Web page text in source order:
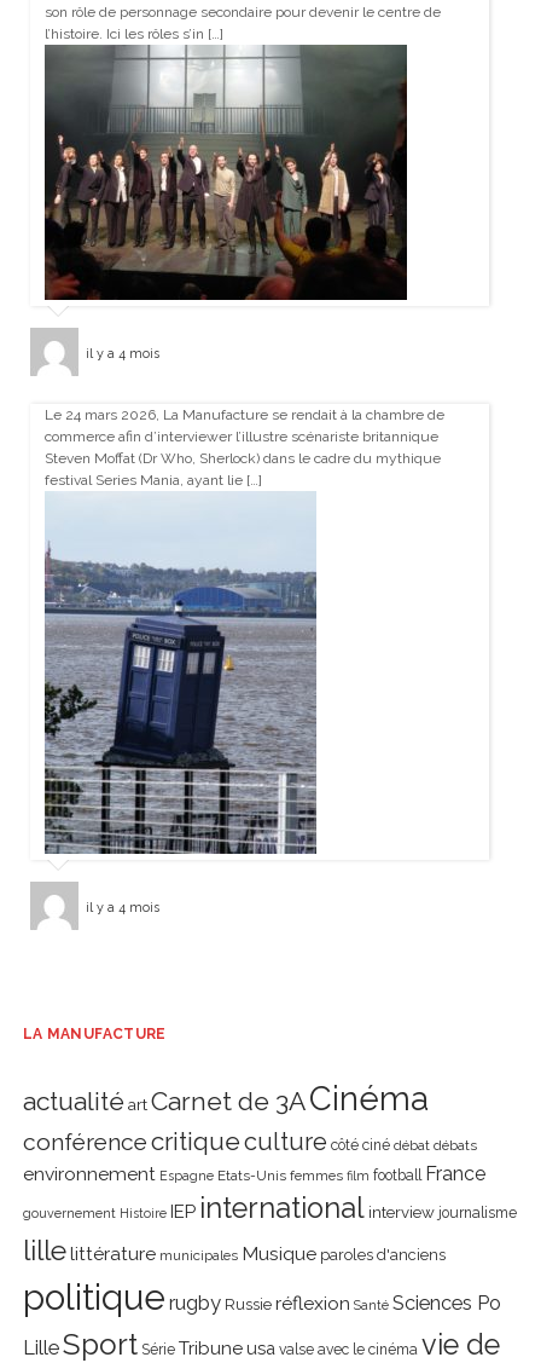
son rôle de personnage secondaire pour devenir le centre de
l’histoire. Ici les rôles s’in […]
il y a 4 mois
Le 24 mars 2026, La Manufacture se rendait à la chambre de
commerce afin d’interviewer l’illustre scénariste britannique
Steven Moffat (Dr Who, Sherlock) dans le cadre du mythique
festival Series Mania, ayant lie […]
il y a 4 mois
LA MANUFACTURE
actualité art Carnet de 3ACinéma
conférencecritiqueculture côté ciné débat débats
environnement Espagne Etats-Unis femmes film football France
gouvernement Histoire IEP international interview journalisme
lillelittérature municipales Musique paroles d'anciens
politique rugby Russie réflexion Santé Sciences Po
LilleSport Série Tribune usa valse avec le cinéma vie de